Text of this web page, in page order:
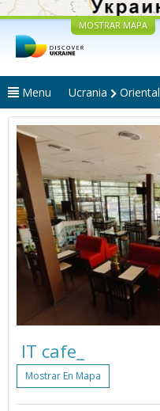
MOSTRAR MAPA
Menu Ucrania Oriental
IT cafe_
Mostrar En Mapa